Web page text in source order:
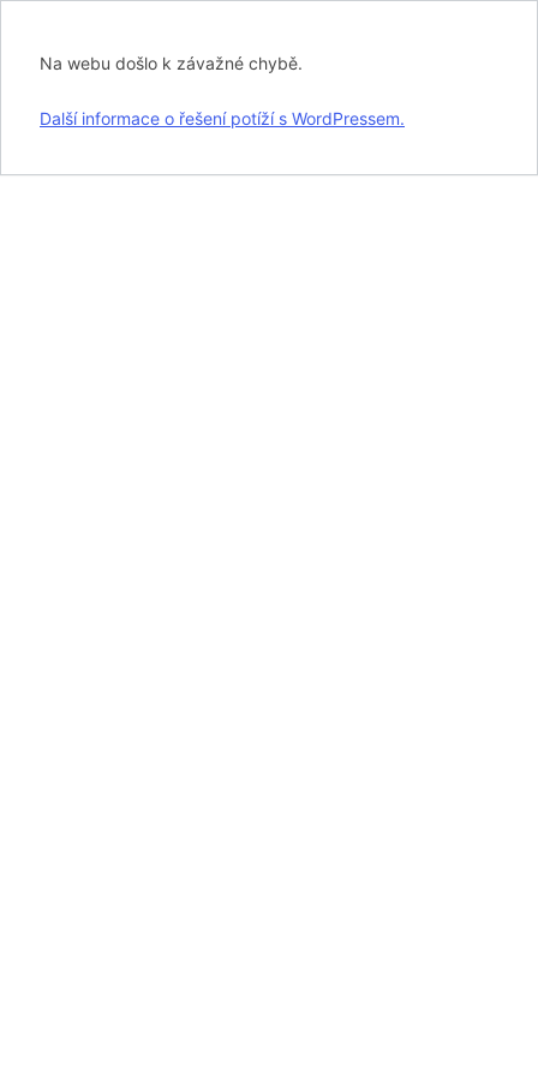
Na webu došlo k závažné chybě.
Další informace o řešení potíží s WordPressem.